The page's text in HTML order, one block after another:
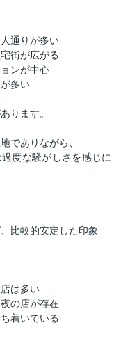
通りが多い
街が広がる
ンが中心
多い
ります。
でありながら、
度な騒がしさを感じ
比較的安定した印象
は多い
の店が存在
着いている